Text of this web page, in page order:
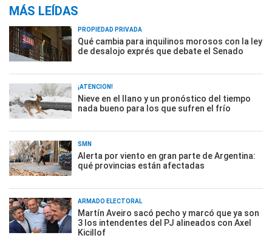
MÁS LEÍDAS
PROPIEDAD PRIVADA
Qué cambia para inquilinos morosos con la ley
de desalojo exprés que debate el Senado
¡ATENCIÓN!
Nieve en el llano y un pronóstico del tiempo
nada bueno para los que sufren el frío
SMN
Alerta por viento en gran parte de Argentina:
qué provincias están afectadas
ARMADO ELECTORAL
Martín Aveiro sacó pecho y marcó que ya son
3 los intendentes del PJ alineados con Axel
Kicillof